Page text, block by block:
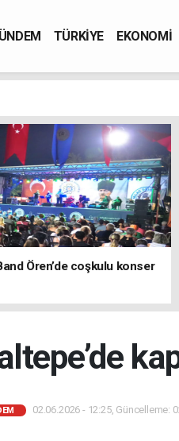
TÜRKİYE EKONOMİ
Ören’de coşkulu konser
02.06.2026 - 12:25, Güncelleme: